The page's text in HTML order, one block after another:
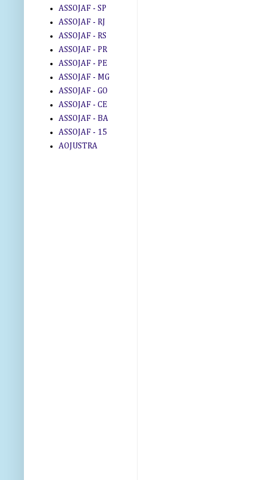
ASSOJAF - SP
ASSOJAF - RJ
ASSOJAF - RS
ASSOJAF - PR
ASSOJAF - PE
ASSOJAF - MG
ASSOJAF - GO
ASSOJAF - CE
ASSOJAF - BA
ASSOJAF - 15
AOJUSTRA